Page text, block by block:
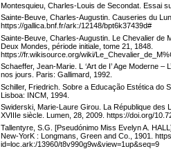
Montesquieu, Charles-Louis de Secondat. Essai
Sainte-Beuve, Charles-Augustin. Causeries du
https://gallica.bnf.fr/ark:/12148/bpt6k37439d#
Sainte-Beuve, Charles-Augustin. Le Chevalier de
Deux Mondes, période initiale, tome 21, 1848.
https://fr.wikisource.org/wiki/
Schaeffer, Jean-Marie. L ‘Art de I’ Age Moderne –
nos jours. Paris: Gallimard, 1992.
Schiller, Friedrich. Sobre a Educação Estética do
Lisboa: INCM, 1994.
Swiderski, Marie-Laure Girou. La République
XVIIIe siècle. Lumen, 28, 2009. https://doi.org/
Tallentyre, S.G. [Pseudónimo Miss Evelyn A.
New-YorK : Longmans, Green and Co., 1901.
id=loc.ark:/13960/t8v990g9w&view=1up&seq=9